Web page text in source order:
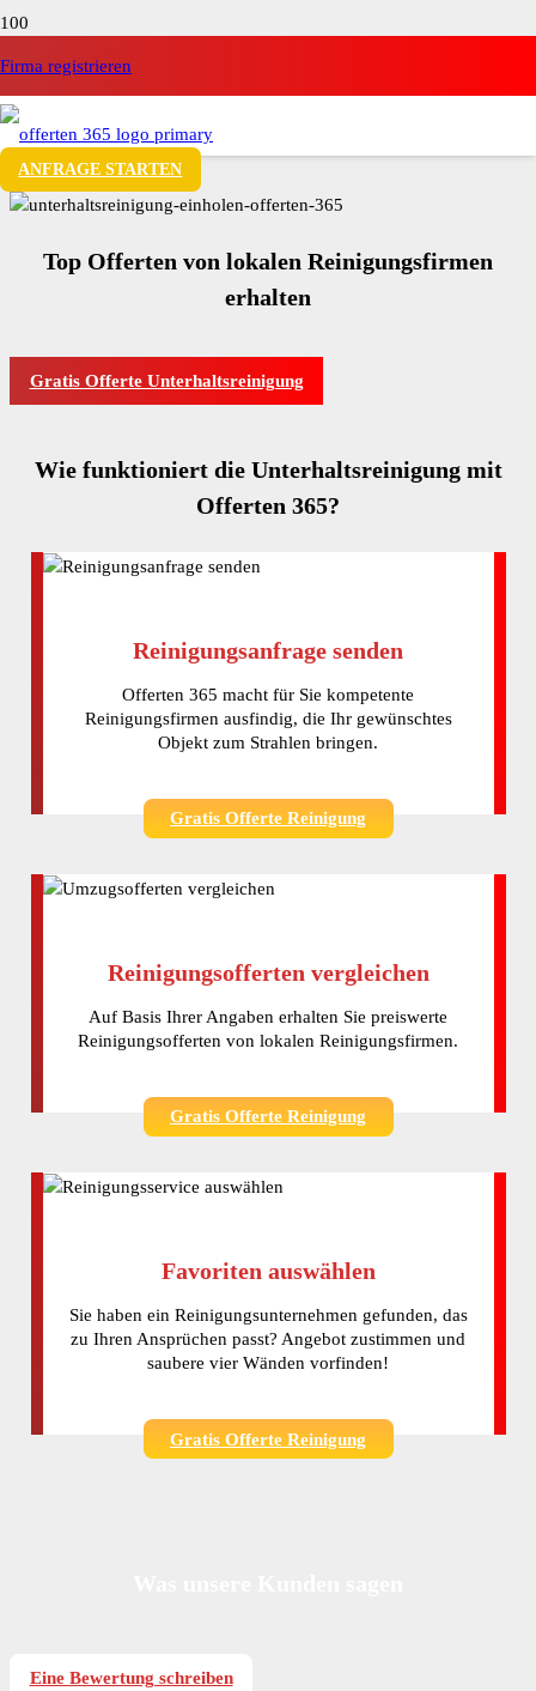
Firma registrieren
ANFRAGE STARTEN
Top Offerten von lokalen Reinigungsfirmen
erhalten
Gratis Offerte Unterhaltsreinigung
Wie funktioniert die Unterhaltsreinigung mit
Offerten 365?
Reinigungsanfrage senden
Offerten 365 macht für Sie kompetente
Reinigungsfirmen ausfindig, die Ihr gewünschtes
Objekt zum Strahlen bringen.
Gratis Offerte Reinigung
Reinigungsofferten vergleichen
Auf Basis Ihrer Angaben erhalten Sie preiswerte
Reinigungsofferten von lokalen Reinigungsfirmen.
Gratis Offerte Reinigung
Favoriten auswählen
Sie haben ein Reinigungsunternehmen gefunden, das
zu Ihren Ansprüchen passt? Angebot zustimmen und
saubere vier Wänden vorfinden!
Gratis Offerte Reinigung
Eine Bewertung schreiben